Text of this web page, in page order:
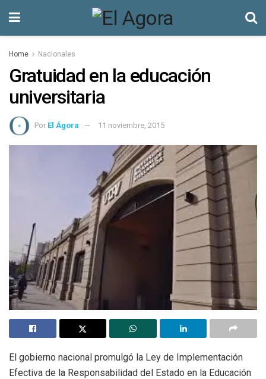
Home Nacionales
Gratuidad en la educación
universitaria
Por El Ágora 11 noviembre, 2015
El gobierno nacional promulgó la Ley de Implementación
Efectiva de la Responsabilidad del Estado en la Educación